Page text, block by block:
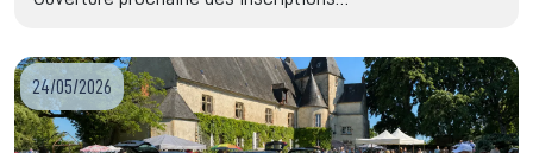
24/05/2026